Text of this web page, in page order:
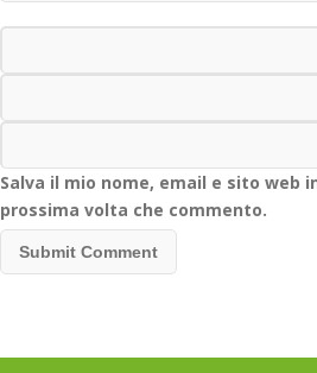
Salva il mio nome, email e sito web
prossima volta che commento.